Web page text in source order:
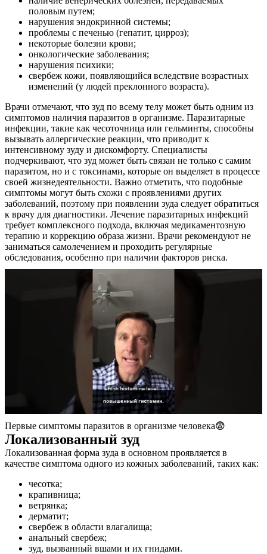
половым путем;
нарушения эндокринной системы;
проблемы с печенью (гепатит, цирроз);
некоторые болезни крови;
онкологические заболевания;
нарушения психики;
свербеж кожи, появляющийся вследствие возрастных
изменений (у людей преклонного возраста).
Врачи отмечают, что зуд по всему телу может быть одним из
симптомов наличия паразитов в организме. Паразитарные
инфекции, такие как чесоточница или гельминты, способны
вызывать аллергические реакции, что приводит к
интенсивному зуду и дискомфорту. Специалисты
подчеркивают, что зуд может быть связан не только с самим
паразитом, но и с токсинами, которые он выделяет в процессе
своей жизнедеятельности. Важно отметить, что подобные
симптомы могут быть схожи с проявлениями других
заболеваний, поэтому при появлении зуда следует обратиться
к врачу для диагностики. Лечение паразитарных инфекций
требует комплексного подхода, включая медикаментозную
терапию и коррекцию образа жизни. Врачи рекомендуют не
заниматься самолечением и проходить регулярные
обследования, особенно при наличии факторов риска.
Первые симптомы паразитов в организме человека😨
Локализованный зуд
Локализованная форма зуда в основном проявляется в
качестве симптома одного из кожных заболеваний, таких как:
чесотка;
крапивница;
ветрянка;
дерматит;
свербеж в области влагалища;
анальный свербеж;
зуд, вызванный вшами и их гнидами.